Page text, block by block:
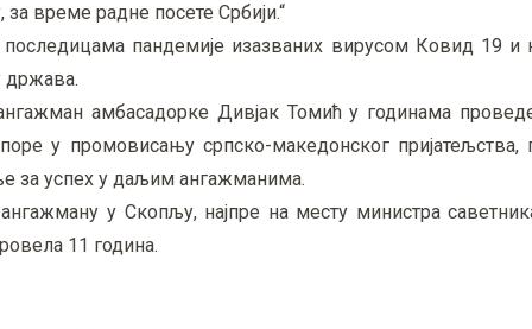
време радне посете Србији.“
пандемије изазваних вирусом Ковид 19 и
држава.
амбасадорке Дивјак Томић у годинама
у промовисању српско-македонског пријатељства,
за успех у даљим ангажманима.
у Скопљу, најпре на месту министра
11 година.